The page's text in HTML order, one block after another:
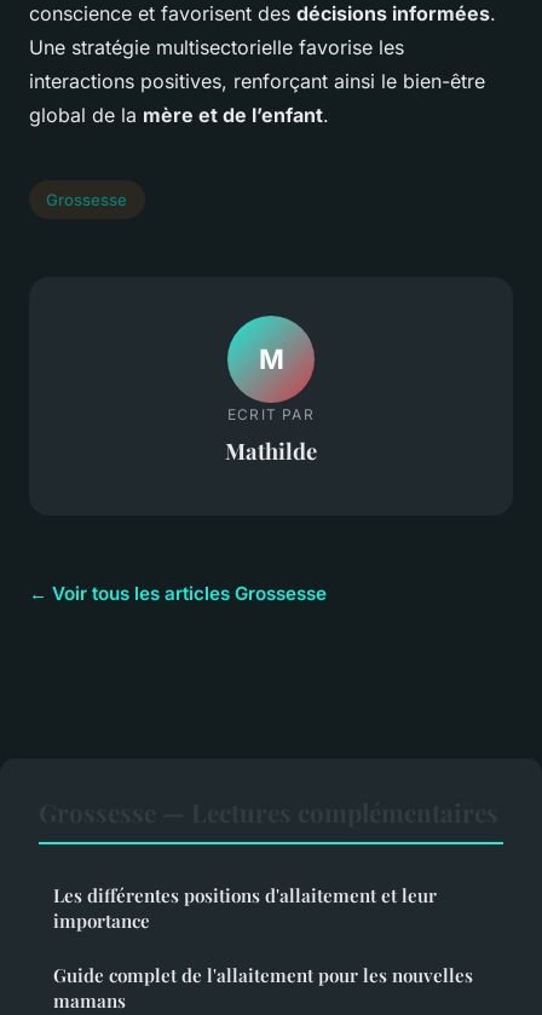
conscience et favorisent des décisions informées.
Une stratégie multisectorielle favorise les
interactions positives, renforçant ainsi le bien-être
global de la mère et de l’enfant.
Grossesse
M
ECRIT PAR
Mathilde
← Voir tous les articles Grossesse
Les différentes positions d'allaitement et leur
importance
Guide complet de l'allaitement pour les nouvelles
mamans